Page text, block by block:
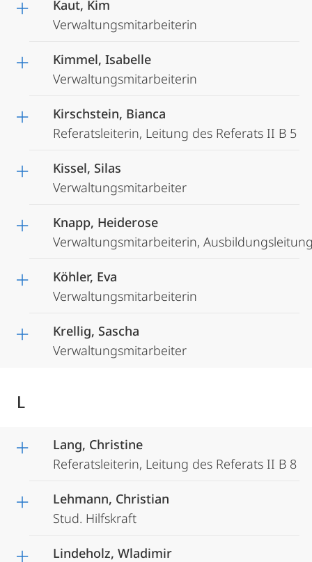
Kaut, Kim
Verwaltungsmitarbeiterin
Kimmel, Isabelle
Verwaltungsmitarbeiterin
Kirschstein, Bianca
Referatsleiterin, Leitung des Referats II B 5
Kissel, Silas
Verwaltungsmitarbeiter
Knapp, Heiderose
Verwaltungsmitarbeiterin,
Köhler, Eva
Verwaltungsmitarbeiterin
Krellig, Sascha
Verwaltungsmitarbeiter
L
Lang, Christine
Referatsleiterin, Leitung des Referats II B 8
Lehmann, Christian
Stud. Hilfskraft
Lindeholz, Wladimir